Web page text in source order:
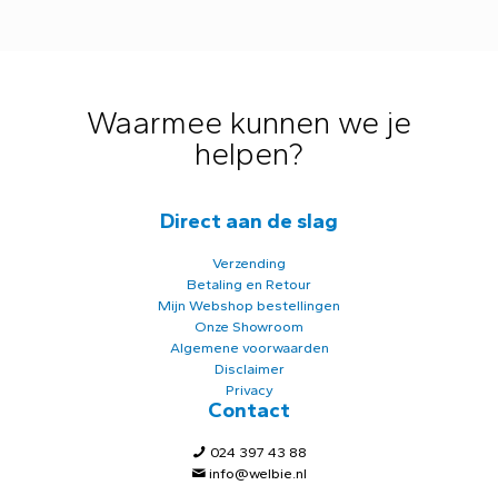
Waarmee kunnen we je
helpen?
Direct aan de slag
Verzending
Betaling en Retour
Mijn Webshop bestellingen
Onze Showroom
Algemene voorwaarden
Disclaimer
Privacy
Contact
024 397 43 88
info@welbie.nl